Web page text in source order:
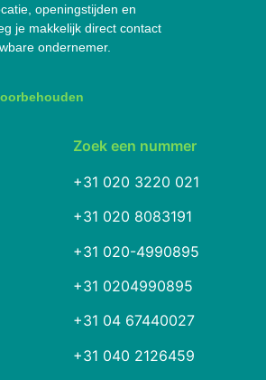
openingstijden en
je makkelijk direct contact
ondernemer.
Zoek een nummer
+31 020 3220 021
+31 020 8083191
+31 020-4990895
+31 0204990895
+31 04 67440027
+31 040 2126459